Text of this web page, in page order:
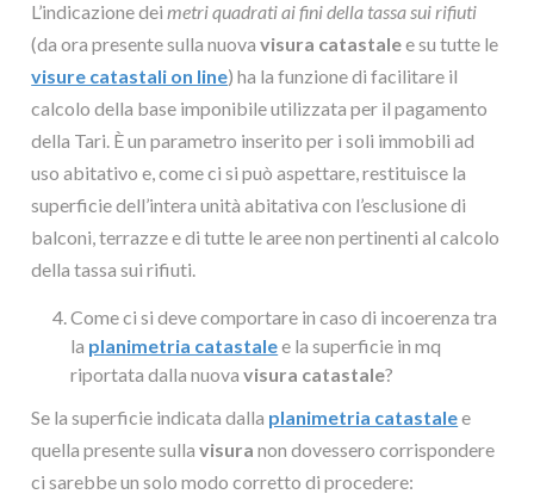
L’indicazione deimetri quadrati ai fini della tassa sui rifiuti
(da ora presente sulla nuovavisura catastalee su tutte le
visure catastali on line) ha la funzione di facilitare il
calcolo della base imponibile utilizzata per il pagamento
della Tari. È un parametro inserito per i soli immobili ad
uso abitativo e, come ci si può aspettare, restituisce la
superficie dell’intera unità abitativa con l’esclusione di
balconi, terrazze e di tutte le aree non pertinenti al calcolo
della tassa sui rifiuti.
Come ci si deve comportare in caso di incoerenza tra
la planimetria catastalee la superficie in mq
riportata dalla nuovavisura catastale?
Se la superficie indicata dalla planimetria catastalee
quella presente sullavisura non dovessero corrispondere
ci sarebbe un solo modo corretto di procedere: